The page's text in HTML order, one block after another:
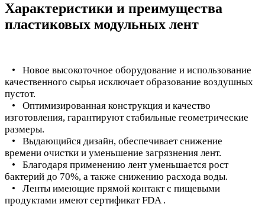
Характеристики и преимущества
пластиковых модульных лент
• Новое высокоточное оборудование и использование
качественного сырья исключает образование воздушных
пустот.
• Оптимизированная конструкция и качество
изготовления, гарантируют стабильные геометрические
размеры.
• Выдающийся дизайн, обеспечивает снижение
времени очистки и уменьшение загрязнения лент.
• Благодаря применению лент уменьшается рост
бактерий до 70%, а также снижению расхода воды.
• Ленты имеющие прямой контакт с пищевыми
продуктами имеют сертификат FDA .